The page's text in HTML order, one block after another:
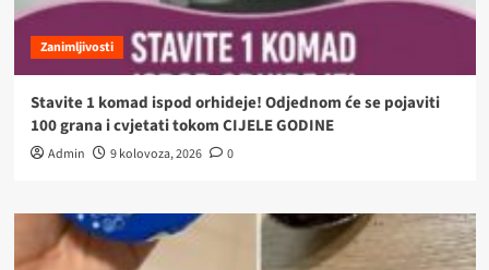
Zanimljivosti
Stavite 1 komad ispod orhideje! Odjednom će se pojaviti
100 grana i cvjetati tokom CIJELE GODINE
Admin 9 kolovoza, 2026 0